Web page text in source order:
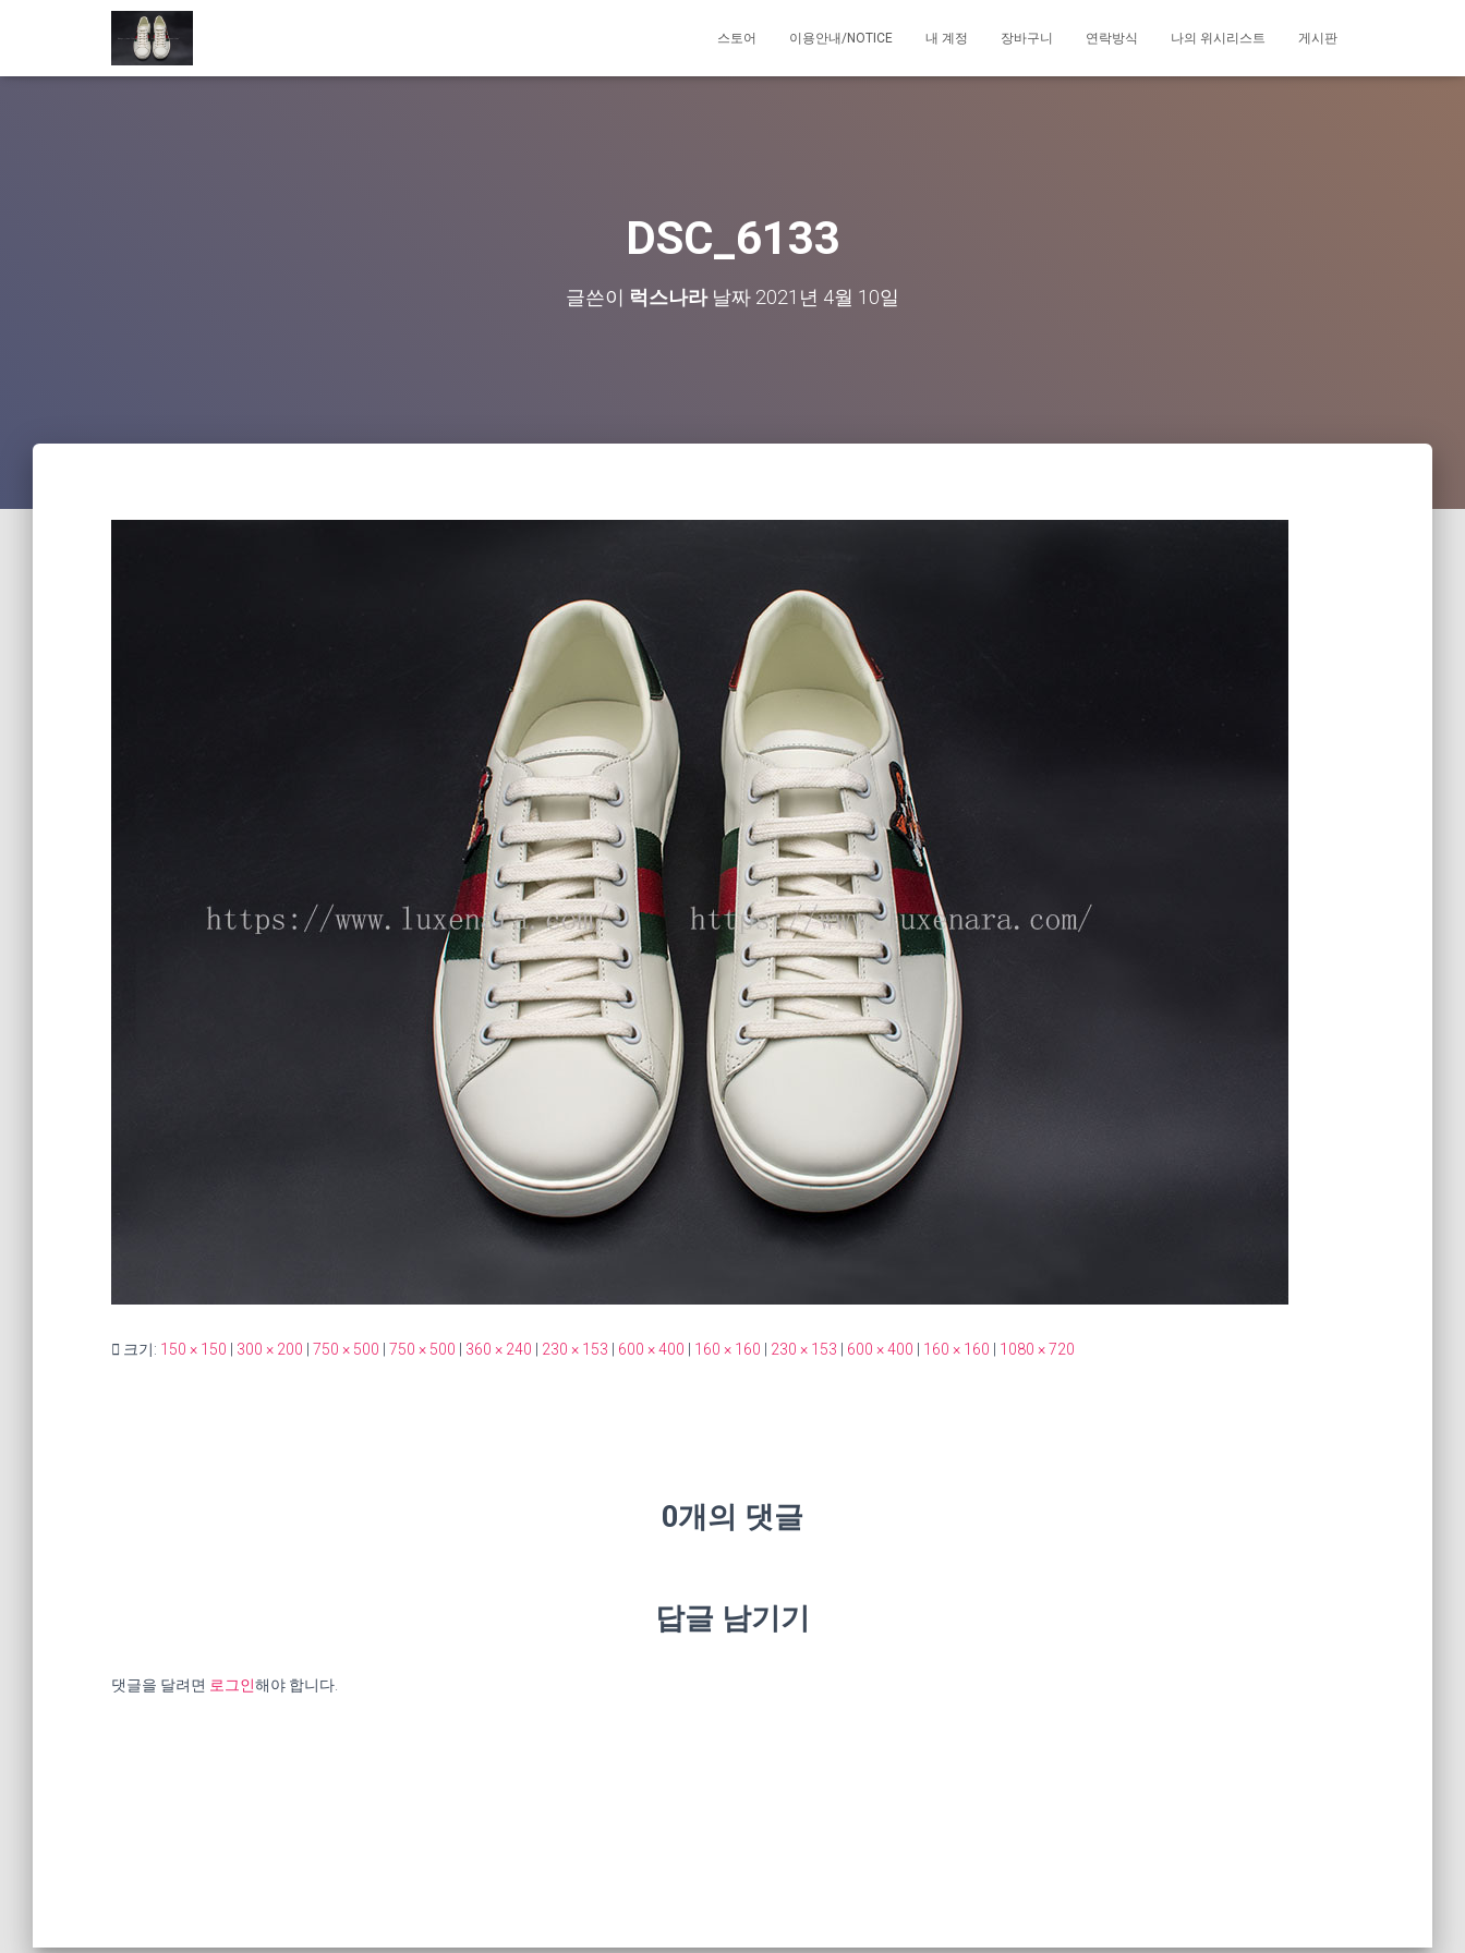
스토어 이용안내/NOTICE 내 계정 장바구니 연락방식 나의 위시리스트 게시판
DSC_6133
글쓴이 럭스나라날짜 2021년 4월 10일
크기: 150 × 150 300 × 200 750 × 500 750 × 500 360 × 240 230 × 153 600 × 400 160 × 160 230 × 153 600 × 400 160 × 160 1080 × 720
0개의 댓글
답글 남기기
댓글을 달려면 로그인해야 합니다.